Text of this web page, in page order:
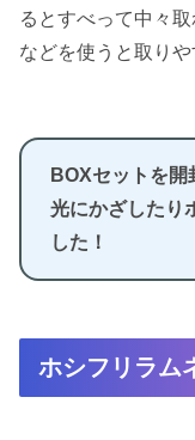
るとすべって中々
などを使うと取りや
BOXセットを開
光にかざしたり
した ！
ホシフリラム